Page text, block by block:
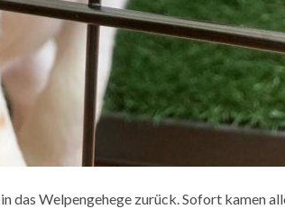
das Welpengehege zurück. Sofort kamen